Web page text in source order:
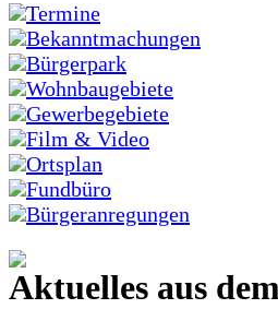
Termine
Bekanntmachungen
Bürgerpark
Wohnbaugebiete
Gewerbegebiete
Film & Video
Ortsplan
Fundbüro
Bürgeranregungen
Aktuelles aus